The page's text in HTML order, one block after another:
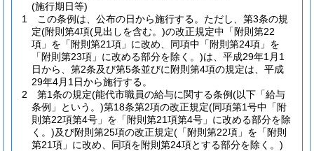
(施行期日等)
1
この条例は、公布の日から施行する。 ただし、第3条の規
定(附則第4項(見出しを含む。)の改正規定中「附則第22
項」を「附則第21項」に改め、同項中「附則第24項」を
「附則第23項」に改める部分を除く。)は、平成29年1月1
日から、第2条及び第5条並びに附則第4項の規定は、平成
29年4月1日から施行する。
2
第1条の規定(能代市職員の給与に関する条例(以下「給与
条例」という。)第18条第2項の改正規定(同項第1号中「附
則第22項第4号」を「附則第21項第4号」に改める部分を除
く。)及び附則第25項の改正規定(「附則第22項」を「附則
第21項」に改め、同項を附則第24項とする部分を除く。)